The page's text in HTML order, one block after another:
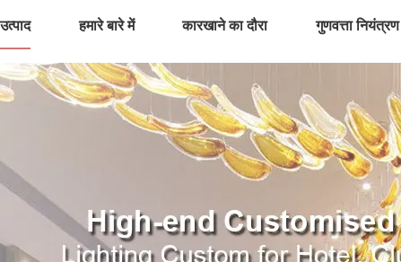
उत्पाद हमारे बारे में कारखाने का दौरा गुणवत्ता नियंत्रण